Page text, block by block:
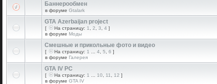
Баннерообмен
в форуме Gtalark
GTA Azerbaijan project
[ На страницу: 1 2 3 4 ]
в форуме Моды
Смешные и прикольные фото и видео
[ На страницу: 1 4 5 6 ]
в форуме Галерея
GTA IV PC
[ На страницу: 1 10 11 12 ]
в форуме GTA IV